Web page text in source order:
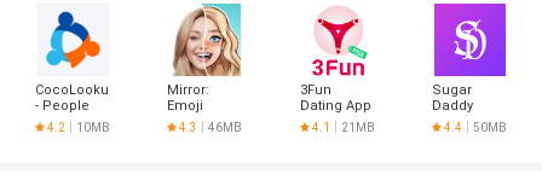
CocoLookup
- People
Finder
4.2 10MB
Mirror:
Emoji
meme
maker
4.3 46MB
3Fun
Dating App
- Meet
Curious
4.1 21MB
Sugar
Daddy
Dating App
- Sudy
4.4 50MB